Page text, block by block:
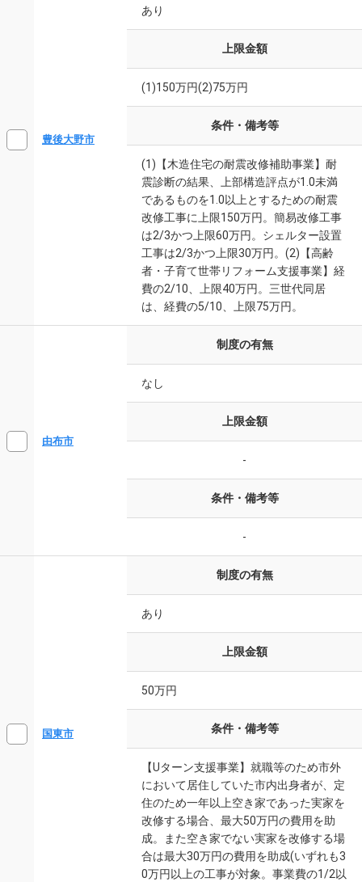
豊後大野市
あり
上限金額
(1)150万円(2)75万円
条件・備考等
(1)【木造住宅の耐震改修補助事業】耐
震診断の結果、上部構造評点が1.0未満
であるものを1.0以上とするための耐震
改修工事に上限150万円。簡易改修工事
は2/3かつ上限60万円。シェルター設置
工事は2/3かつ上限30万円。(2)【高齢
者・子育て世帯リフォーム支援事業】経
費の2/10、上限40万円。三世代同居
は、経費の5/10、上限75万円。
由布市
制度の有無
なし
上限金額
-
条件・備考等
-
国東市
制度の有無
あり
上限金額
50万円
条件・備考等
【Uターン支援事業】就職等のため市外
において居住していた市内出身者が、定
住のため一年以上空き家であった実家を
改修する場合、最大50万円の費用を助
成。また空き家でない実家を改修する場
合は最大30万円の費用を助成(いずれも3
0万円以上の工事が対象。事業費の1/2以